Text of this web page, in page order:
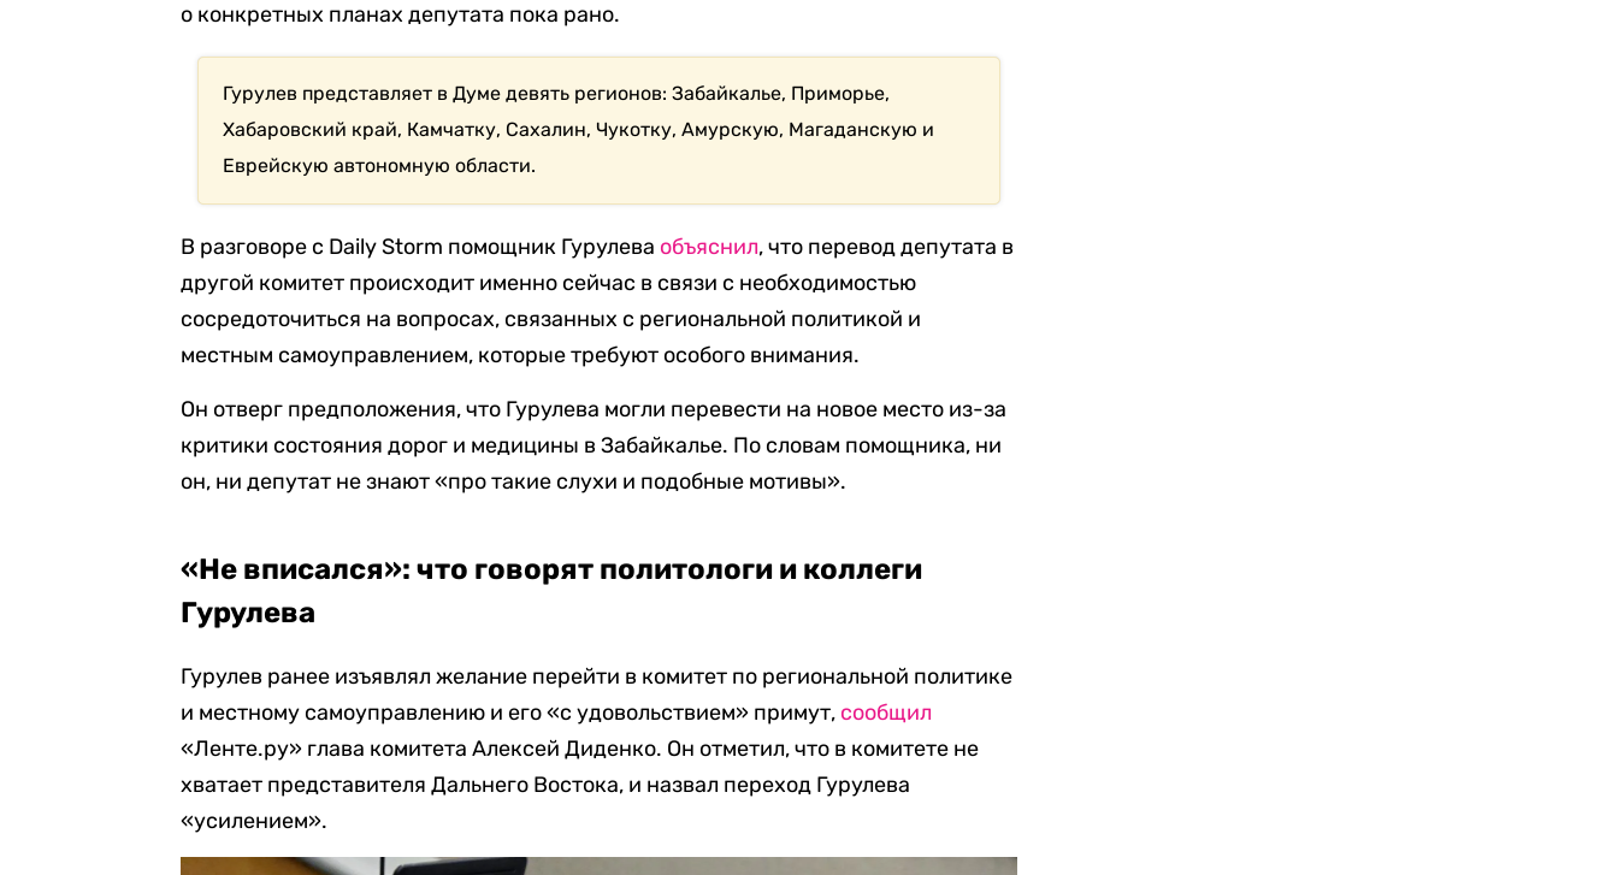
о конкретных планах депутата пока рано.
Гурулев представляет в Думе девять регионов: Забайкалье, Приморье,
Хабаровский край, Камчатку, Сахалин, Чукотку, Амурскую, Магаданскую и
Еврейскую автономную области.
В разговоре с Daily Storm помощник Гурулева объяснил, что перевод депутата в
другой комитет происходит именно сейчас в связи с необходимостью
сосредоточиться на вопросах, связанных с региональной политикой и
местным самоуправлением, которые требуют особого внимания.
Он отверг предположения, что Гурулева могли перевести на новое место из-за
критики состояния дорог и медицины в Забайкалье. По словам помощника, ни
он, ни депутат не знают «про такие слухи и подобные мотивы».
«Не вписался»: что говорят политологи и коллеги
Гурулева
Гурулев ранее изъявлял желание перейти в комитет по региональной политике
и местному самоуправлению и его «с удовольствием» примут, сообщил
«Ленте.ру» глава комитета Алексей Диденко. Он отметил, что в комитете не
хватает представителя Дальнего Востока, и назвал переход Гурулева
«усилением».